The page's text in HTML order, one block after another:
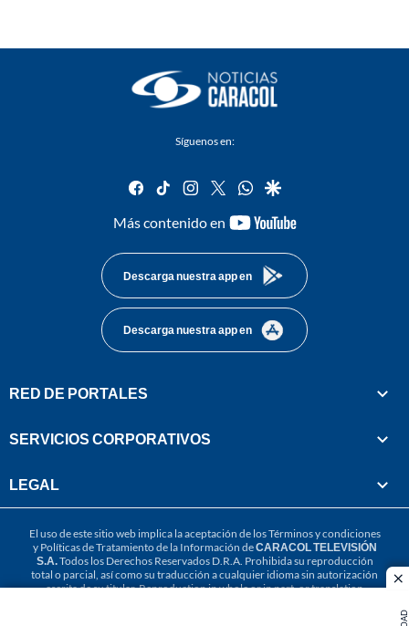
Síguenos en:
facebook
tiktok instagram
twitterwhatsapp
google
Más contenido en
youtube-
Descarga nuestra app en
Descarga nuestra app en
RED DE PORTALES
SERVICIOS CORPORATIVOS
LEGAL
El uso de este sitio web implica la aceptación de losTérminos y condiciones
y Políticas de Tratamiento de la Información deCARACOL TELEVISIÓN
S.A.Todos los Derechos Reservados D.R.A. Prohibida su reproducción
total o parcial, así como su traducción a cualquier idioma sin autorización
escrita de su titular. Reproduction in whole or in part, or translation